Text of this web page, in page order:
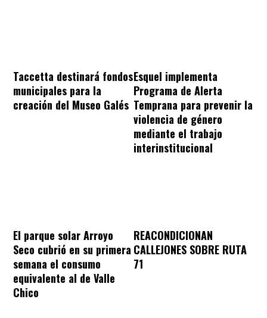
Taccetta destinará fondos
municipales para la
creación del Museo Galés
Esquel implementa
Programa de Alerta
Temprana para prevenir la
violencia de género
mediante el trabajo
interinstitucional
El parque solar Arroyo
Seco cubrió en su primera
semana el consumo
equivalente al de Valle
Chico
REACONDICIONAN
CALLEJONES SOBRE RUTA
71